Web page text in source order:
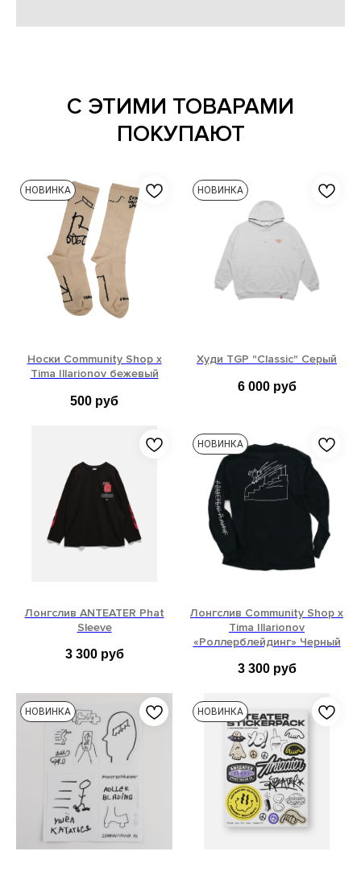
С ЭТИМИ ТОВАРАМИ
ПОКУПАЮТ
НОВИНКА
Носки Community Shop x
Tima Illarionov бежевый
500 руб
НОВИНКА
Худи TGP "Classic" Серый
6 000 руб
S M
Лонгслив ANTEATER Phat
Sleeve
3 300 руб
XS L
XL XXL
НОВИНКА
Лонгслив Community Shop x
Tima Illarionov
«Роллерблейдинг» Черный
3 300 руб
S M
XXL
НОВИНКА НОВИНКА